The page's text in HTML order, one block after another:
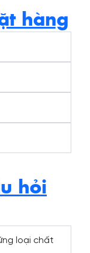
hàng
hỏi
loại chất